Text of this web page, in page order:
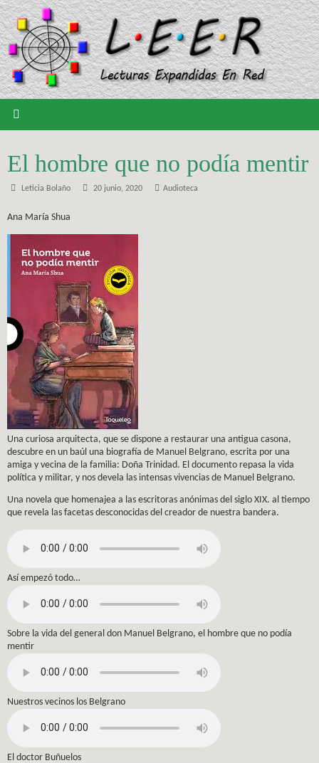
Saltar
al
contenido
El hombre que no podía mentir
Leticia Bolaño 20 junio, 2020 Audioteca
Ana María Shua
Una curiosa arquitecta, que se dispone a restaurar una antigua casona,
descubre en un baúl una biografía de Manuel Belgrano, escrita por una
amiga y vecina de la familia: Doña Trinidad. El documento repasa la vida
política y militar, y nos devela las intensas vivencias de Manuel Belgrano.
Una novela que homenajea a las escritoras anónimas del siglo XIX. al tiempo
que revela las facetas desconocidas del creador de nuestra bandera.
Así empezó todo…
Sobre la vida del general don Manuel Belgrano, el hombre que no podía
mentir
Nuestros vecinos los Belgrano
El doctor Buñuelos